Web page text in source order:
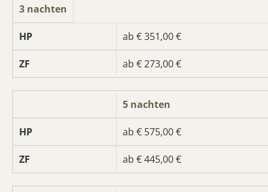
3 nachten
ab € 351,00 €
ab € 273,00 €
5 nachten
ab € 575,00 €
ab € 445,00 €